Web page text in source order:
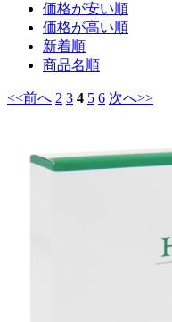
価格が安い順
価格が高い順
新着順
商品名順
<<前へ 2 3 4 5 6 次へ>>